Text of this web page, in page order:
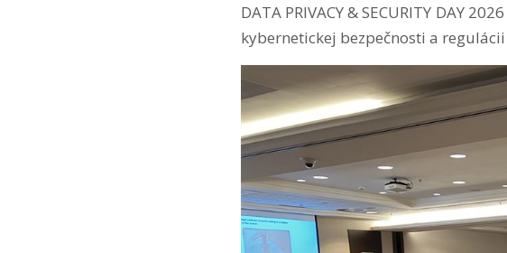
DATA PRIVACY & SECURITY DAY
kybernetickej bezpečnosti a